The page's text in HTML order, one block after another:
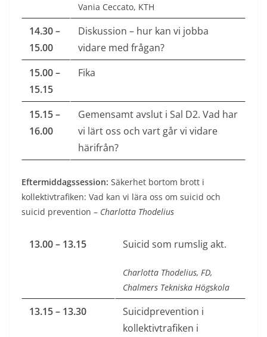
Vania Ceccato, KTH
14.30 –
15.00
Diskussion – hur kan vi jobba
vidare med frågan?
15.00 –
15.15
Fika
15.15 –
16.00
Gemensamt avslut i Sal D2. Vad har
vi lärt oss och vart går vi vidare
härifrån?
Eftermiddagssession: Säkerhet bortom brott i
kollektivtrafiken: Vad kan vi lära oss om suicid och
suicid prevention – Charlotta Thodelius
13.00 – 13.15 Suicid som rumslig akt.
Charlotta Thodelius, FD,
Chalmers Tekniska Högskola
13.15 – 13.30
Suicidprevention i
kollektivtrafiken i